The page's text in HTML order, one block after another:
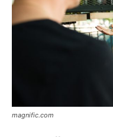
magnific.com